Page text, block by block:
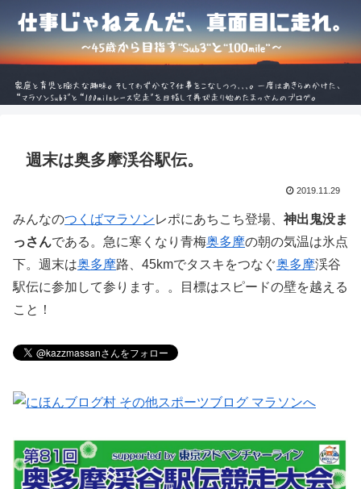
週末は奥多摩渓谷駅伝。
2019.11.29
みんなのつくばマラソンレポにあちこち登場、 神出鬼没ま
っさんである。急に寒くなり青梅奥多摩の朝の気温は氷点
下。週末は奥多摩路、45kmでタスキをつなぐ奥多摩渓谷
駅伝に参加して参ります。。目標はスピードの壁を越える
こと！